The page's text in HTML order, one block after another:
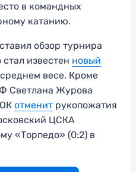
в командных
катанию.
обзор турнира
стал известен новый
весе. Кроме
Светлана Журова
отменит рукопожатия
ЦСКА
«Торпедо» (0:2) в